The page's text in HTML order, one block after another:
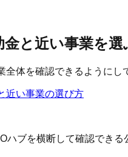
と近い事業を選
体を確認できるようにし
近い事業の選び方
ブを横断して確認できる